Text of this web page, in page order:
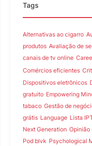
Tags
Alternativas ao cigarro
produtos Avaliação de
canais de tv online
Comércios eficientes
Dispositivos eletrônicos
gratuito Empowering
tabaco Gestão de
grátis Language Lista
Next Generation Opinião
Pod blvk Psychological